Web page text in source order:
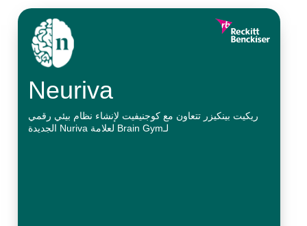
Neuriva
ريكيت بينكيزر تتعاون مع كوجنيفيت لإنشاء نظام بيئي رقمي
لـBrain Gym لعلامة Nuriva الجديدة